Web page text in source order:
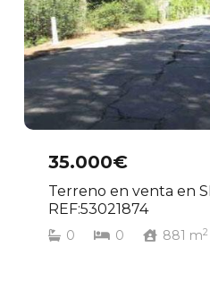
35.000€
Terreno en venta en
REF:53021874
0 0 881 m2